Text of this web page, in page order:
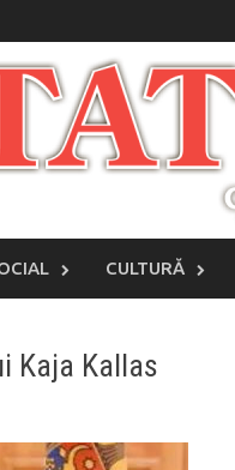
CULTURĂ
Kaja Kallas